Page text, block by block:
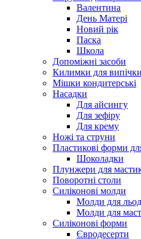
Валентина
День Матері
Новий рік
Паска
Школа
Допоміжні засоби
Килимки для
Мішки кондитерські
Насадки
Для айсингу
Для зефіру
Для крему
Ножі та струни
Пластикові форми
Шоколадки
Плунжери для
Поворотні столи
Силіконові молди
Молди для
Молди для
Силіконові форми
Євродесерти